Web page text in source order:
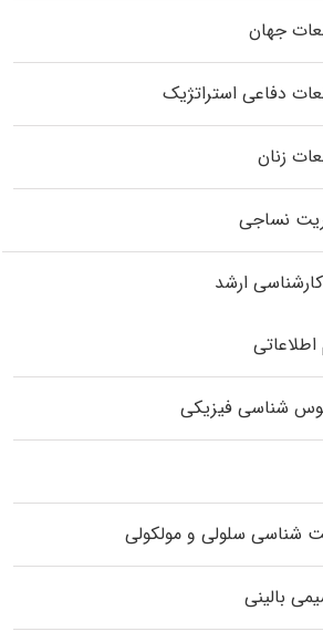
جهان
دفاعی استراتژیک
زنان
نساجی
ارشد
شناسی فیزیکی
شناسی سلولی و مولکولی
بالینی